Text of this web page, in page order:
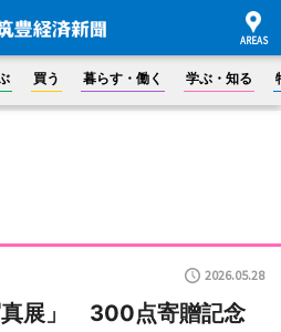
買う 暮らす・働く 学ぶ・知る
2026.05.28
真展」 300点寄贈記念